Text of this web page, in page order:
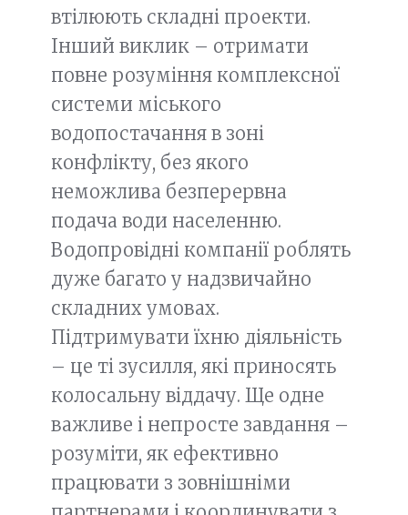
втілюють складні проекти.
Інший виклик – отримати
повне розуміння комплексної
системи міського
водопостачання в зоні
конфлікту, без якого
неможлива безперервна
подача води населенню.
Водопровідні компанії роблять
дуже багато у надзвичайно
складних умовах.
Підтримувати їхню діяльність
– це ті зусилля, які приносять
колосальну віддачу. Ще одне
важливе і непросте завдання –
розуміти, як ефективно
працювати з зовнішніми